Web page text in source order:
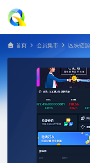
首页 会员集市 区块链